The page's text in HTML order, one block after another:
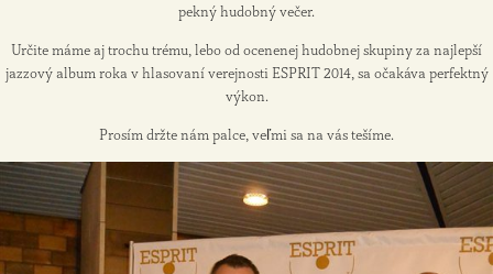
pekný hudobný večer.
Určite máme aj trochu trému, lebo od ocenenej hudobnej skupiny za najlepší
jazzový album roka v hlasovaní verejnosti ESPRIT 2014, sa očakáva perfektný
výkon.
Prosím držte nám palce, veľmi sa na vás tešíme.